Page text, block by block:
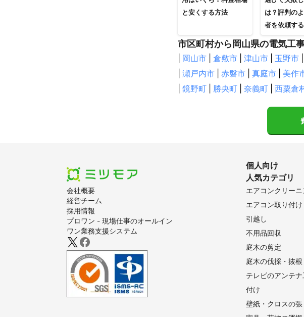
と安くする方法
は？評判の
者を依頼す
市区町村から岡山県の電気工
岡山市 倉敷市 津山市 玉野市
瀬戸内市 赤磐市 真庭市 美作
鏡野町 勝央町 奈義町 西粟倉
会社概要
経営チーム
採用情報
プロワン - 現場仕事のオールイン
ワン業務支援システム
個人向け
人気カテゴリ
エアコンクリー
エアコン取り付け
引越し
不用品回収
庭木の剪定
庭木の伐採・抜根
テレビのアンテナ
付け
壁紙・クロスの張